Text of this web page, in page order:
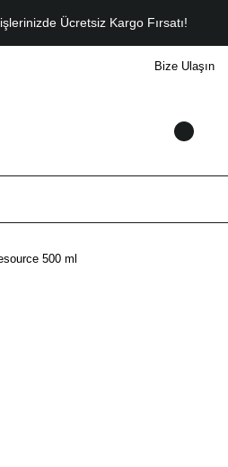
Ücretsiz Kargo Fırsatı!
Bize Ulaşın